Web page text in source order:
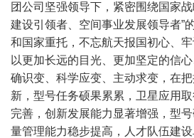
团公司坚强领导下，紧密围绕国家
建设引领者、空间事业发展领导者”
和国家重托，不忘航天报国初心、
以更加长远的目光、更加坚定的信
确识变、科学应变、主动求变，在
新，型号任务硕果累累，卫星应用
完善，创新发展能力显著增强，型
量管理能力稳步提高，人才队伍建